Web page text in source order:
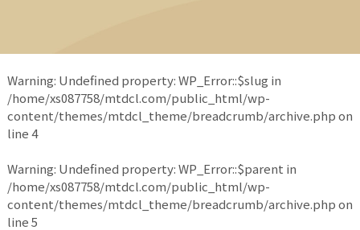
Warning: Undefined property: WP_Error::$slug in
/home/xs087758/mtdcl.com/public_html/wp-
content/themes/mtdcl_theme/breadcrumb/archive.phpon
line4
Warning: Undefined property: WP_Error::$parent in
/home/xs087758/mtdcl.com/public_html/wp-
content/themes/mtdcl_theme/breadcrumb/archive.phpon
line5